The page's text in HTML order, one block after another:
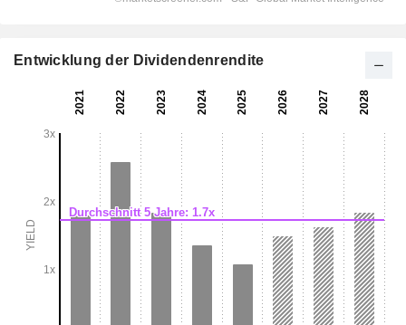
Entwicklung der Dividendenrendite